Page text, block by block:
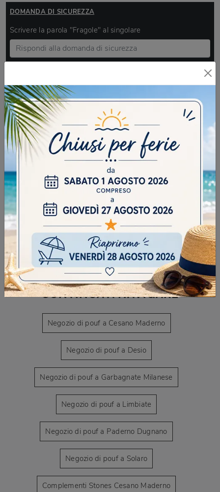
SFOGLIA I NOSTRI CATALOGHI
CONTINUA A NAVIGARE
Negozio di pouf a Cesano Maderno
Negozio di pouf a Desio
Negozio di pouf a Garbagnate Milanese
Negozio di pouf a Limbiate
Negozio di pouf a Paderno Dugnano
Negozio di pouf a Solaro
Complementi Stones Cesano Maderno
DOMANDA DI SICUREZZA
Scrivere la parola "Fragole" al singolare
INVIA